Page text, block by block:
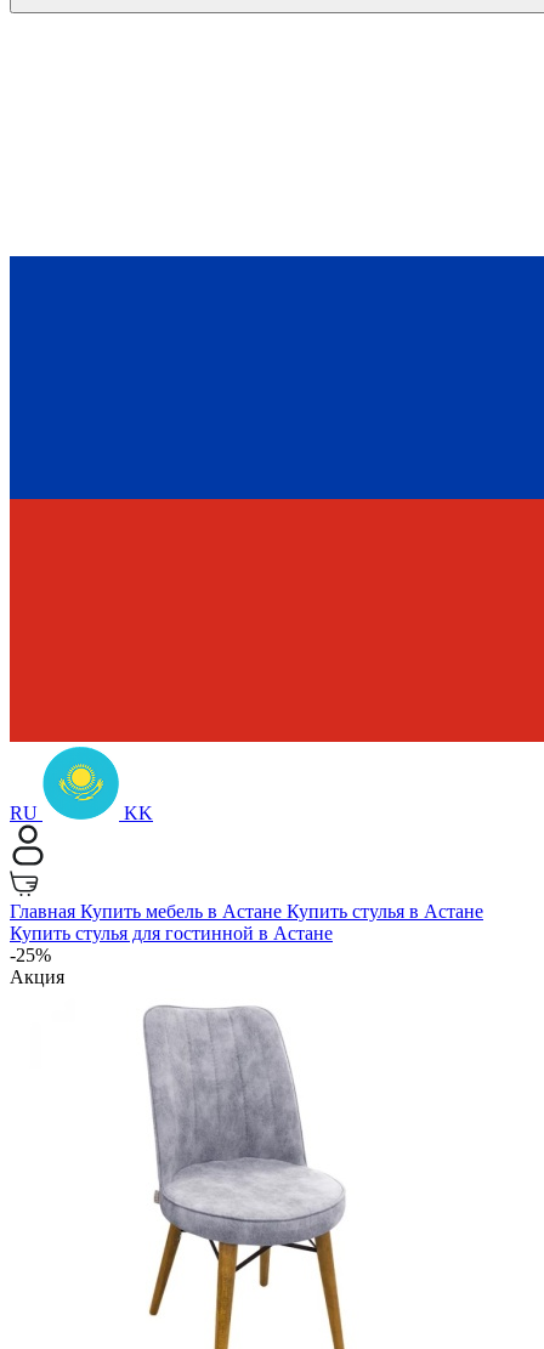
RU KK
Главная Купить мебель в Астане Купить стулья в Астане
Купить стулья для гостинной в Астане
-25%
Акция